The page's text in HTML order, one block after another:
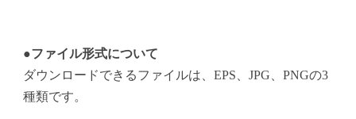
●ファイル形式について
ダウンロードできるファイルは、EPS、JPG、PNGの3
種類です。